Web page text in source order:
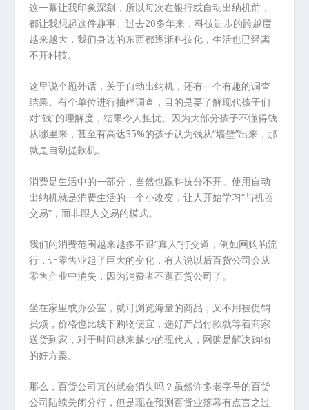
这一幕让我印象深刻，所以每次在银行或自动出纳机前，
都让我想起这件趣事。过去20多年来，科技进步的跨越度
越来越大，我们身边的东西都逐渐科技化，生活也已经离
不开科技。
这里说个题外话，关于自动出纳机，还有一个有趣的调查
结果。有个单位进行抽样调查，目的是要了解现代孩子们
对“钱”的理解度，结果令人担忧。因为大部分孩子不懂得钱
从哪里来，甚至有高达35%的孩子认为钱从“墙壁”出来，那
就是自动提款机。
消费是生活中的一部分，当然也跟科技分不开。使用自动
出纳机就是消费生活的一个小改变，让人开始学习“与机器
交易”，而非跟人交易的模式。
我们的消费范围越来越多不跟“真人”打交道，例如网购的流
行，让零售业起了巨大的变化，有人说以后百货公司会从
零售产业中消失，因为消费者不逛百货公司了。
坐在家里或办公室，就可浏览海量的商品，又不用被促销
员烦，价格也比线下购物便宜，选好产品付款就等着商家
送货到家，对于时间越来越少的现代人，网购是解决购物
的好方案。
那么，百货公司真的就会消失吗？虽然许多老字号的百货
公司陆续关闭分行，但是现在预测百货业落幕有点言之过